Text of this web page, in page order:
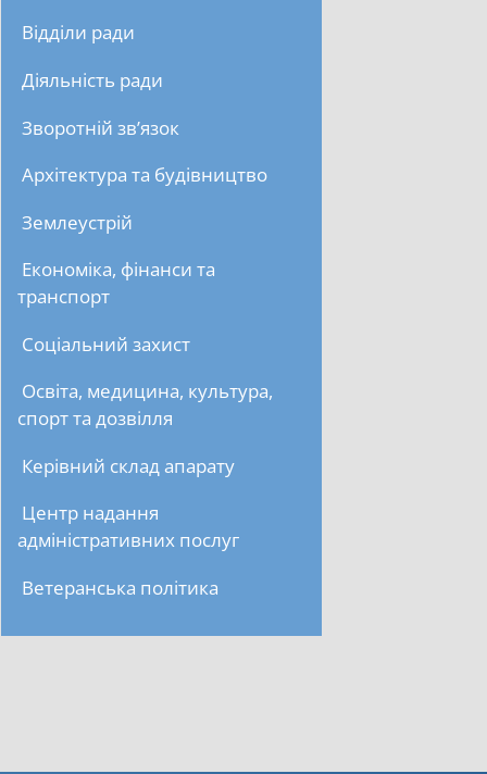
Відділи ради
Діяльність ради
Зворотній зв’язок
Архітектура та будівництво
Землеустрій
Економіка, фінанси та
транспорт
Соціальний захист
Освіта, медицина, культура,
спорт та дозвілля
Керівний склад апарату
Центр надання
адміністративних послуг
Ветеранська політика